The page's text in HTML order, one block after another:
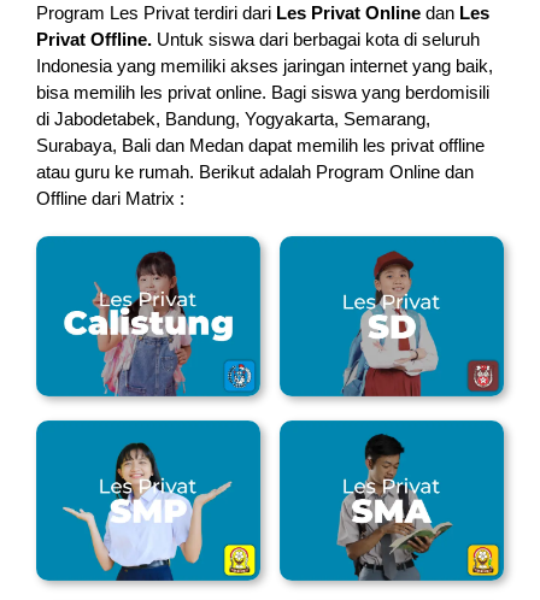
Program Les Privat terdiri dari Les Privat Online dan Les
Privat Offline. Untuk siswa dari berbagai kota di seluruh
Indonesia yang memiliki akses jaringan internet yang baik,
bisa memilih les privat online. Bagi siswa yang berdomisili
di Jabodetabek, Bandung, Yogyakarta, Semarang,
Surabaya, Bali dan Medan dapat memilih les privat offline
atau guru ke rumah. Berikut adalah Program Online dan
Offline dari Matrix :